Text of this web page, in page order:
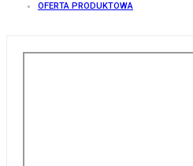
OFERTA PRODUKTOWA